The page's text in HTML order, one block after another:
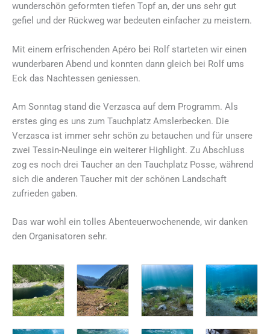
wunderschön geformten tiefen Topf an, der uns sehr gut
gefiel und der Rückweg war bedeuten einfacher zu meistern.
Mit einem erfrischenden Apéro bei Rolf starteten wir einen
wunderbaren Abend und konnten dann gleich bei Rolf ums
Eck das Nachtessen geniessen.
Am Sonntag stand die Verzasca auf dem Programm. Als
erstes ging es uns zum Tauchplatz Amslerbecken. Die
Verzasca ist immer sehr schön zu betauchen und für unsere
zwei Tessin-Neulinge ein weiterer Highlight. Zu Abschluss
zog es noch drei Taucher an den Tauchplatz Posse, während
sich die anderen Taucher mit der schönen Landschaft
zufrieden gaben.
Das war wohl ein tolles Abenteuerwochenende, wir danken
den Organisatoren sehr.